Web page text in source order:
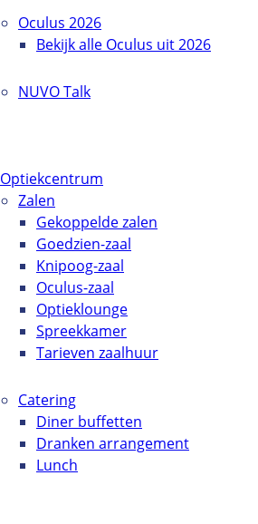
Oculus 2026
Bekijk alle Oculus uit 2026
NUVO Talk
Optiekcentrum
Zalen
Gekoppelde zalen
Goedzien-zaal
Knipoog-zaal
Oculus-zaal
Optieklounge
Spreekkamer
Tarieven zaalhuur
Catering
Diner buffetten
Dranken arrangement
Lunch